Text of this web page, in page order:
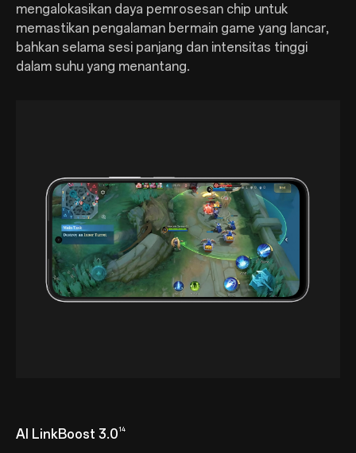
mengalokasikan daya pemrosesan chip untuk
memastikan pengalaman bermain game yang lancar,
bahkan selama sesi panjang dan intensitas tinggi
dalam suhu yang menantang.
AI LinkBoost 3.0 14